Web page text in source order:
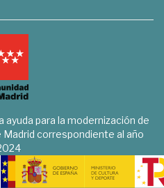
ayuda para la modernización de
Madrid correspondiente al año